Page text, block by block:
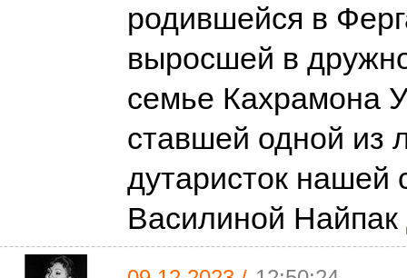
родившейся в
выросшей в
семье Кахрамона
ставшей одной из
дутаристок нашей
Василиной Найпак